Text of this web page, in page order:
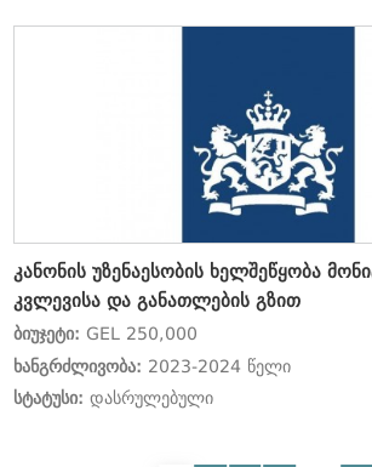
კანონის უზენაესობის ხელშეწყობა
კვლევისა და განათლების გზით
ბიუჯეტი: GEL 250,000
ხანგრძლივობა: 2023-2024 წელი
სტატუსი:დასრულებული